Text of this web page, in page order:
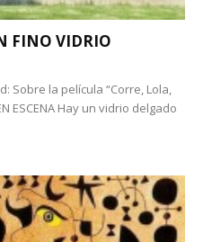
FINO VIDRIO
Sobre la película “Corre, Lola,
ESCENA Hay un vidrio delgado